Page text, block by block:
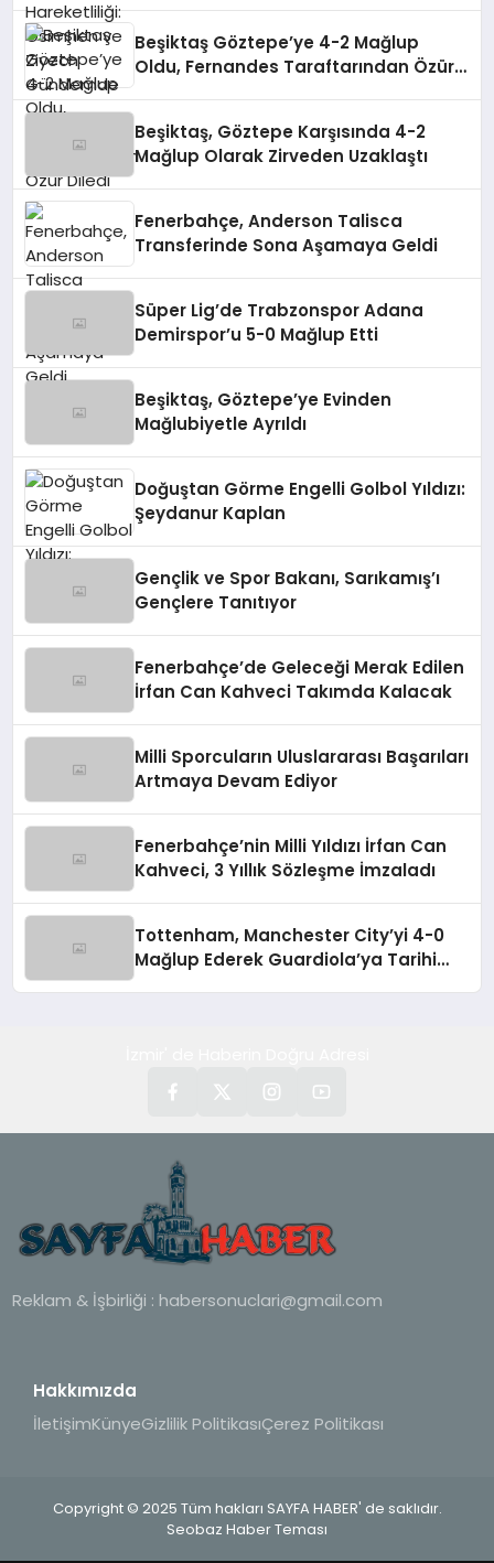
Beşiktaş Göztepe’ye 4-2 Mağlup
Oldu, Fernandes Taraftarından Özür
Beşiktaş, Göztepe Karşısında 4-2
Mağlup Olarak Zirveden Uzaklaştı
Fenerbahçe, Anderson Talisca
Transferinde Sona Aşamaya Geldi
Süper Lig’de Trabzonspor Adana
Demirspor’u 5-0 Mağlup Etti
Beşiktaş, Göztepe’ye Evinden
Mağlubiyetle Ayrıldı
Doğuştan Görme Engelli Golbol Yıldızı:
Şeydanur Kaplan
Gençlik ve Spor Bakanı, Sarıkamış’ı
Gençlere Tanıtıyor
Fenerbahçe’de Geleceği Merak Edilen
İrfan Can Kahveci Takımda Kalacak
Milli Sporcuların Uluslararası Başarıları
Artmaya Devam Ediyor
Fenerbahçe’nin Milli Yıldızı İrfan Can
Kahveci, 3 Yıllık Sözleşme İmzaladı
Tottenham, Manchester City’yi 4-0
Mağlup Ederek Guardiola’ya Tarihi
Reklam & İşbirliği : habersonuclari@gmail.com
Hakkımızda
İletişimKünyeGizlilik PolitikasıÇerez Politikası
Copyright © 2025 Tüm hakları SAYFA HABER' de saklıdır.
Seobaz Haber Teması